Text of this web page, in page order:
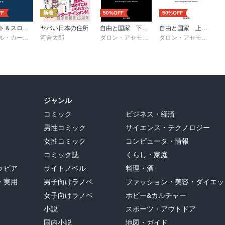
子
ファスト＆スロー （上）
ダニエル・カーネマン
,村井章子
新着
ヤバい日本の住所
河合太郎
50%OFF
自由と国家 下 繁栄する国 衰退する国
ダロン・アセモグル
ジェイムズ・Ａ・ロビン
50%OFF
自由と国家 上 繁栄する国 衰退する国
ダロン・アセモグル
ビア
実用
ジャンル
コミック
男性コミック
女性コミック
コミック誌
ライトノベル
男子向けラノベ
女子向けラノベ
小説
国内小説
ビジネス・経済
サイエンス・テクノロジー
コンピュータ・情報
くらし・家庭
料理・酒
ファッション・美容・ダイエ
ホビー&カルチャー
スポーツ・アウトドア
地図・ガイド